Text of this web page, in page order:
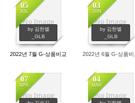
No Image
05
JUL
by 김한별
_GLB
650
2022년 7월 G-상품비교
No Image
03
JUN
by 김한별
_GLB
687
2022년 6월 G-상품비
No Image
07
APR
747 No Image
04
MAR
711